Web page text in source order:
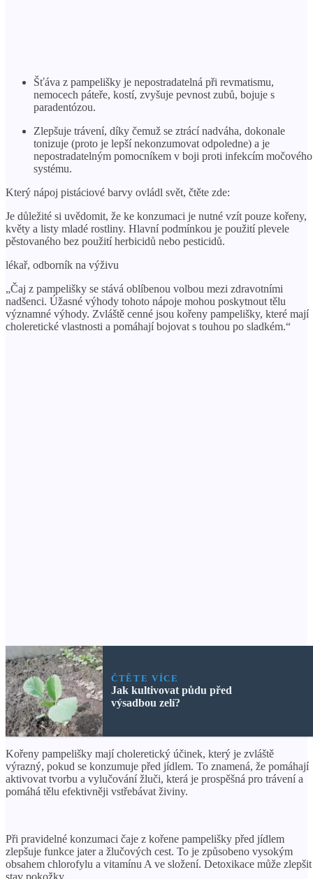
Šťáva z pampelišky je nepostradatelná při revmatismu,
nemocech páteře, kostí, zvyšuje pevnost zubů, bojuje s
paradentózou.
Zlepšuje trávení, díky čemuž se ztrácí nadváha, dokonale
tonizuje (proto je lepší nekonzumovat odpoledne) a je
nepostradatelným pomocníkem v boji proti infekcím močového
systému.
Který nápoj pistáciové barvy ovládl svět, čtěte zde:
Je důležité si uvědomit, že ke konzumaci je nutné vzít pouze kořeny,
květy a listy mladé rostliny. Hlavní podmínkou je použití plevele
pěstovaného bez použití herbicidů nebo pesticidů.
lékař, odborník na výživu
„Čaj z pampelišky se stává oblíbenou volbou mezi zdravotními
nadšenci. Úžasné výhody tohoto nápoje mohou poskytnout tělu
významné výhody. Zvláště cenné jsou kořeny pampelišky, které mají
choleretické vlastnosti a pomáhají bojovat s touhou po sladkém.“
ČTĚTE VÍCE
Jak kultivovat půdu před
výsadbou zelí?
Kořeny pampelišky mají choleretický účinek, který je zvláště
výrazný, pokud se konzumuje před jídlem. To znamená, že pomáhají
aktivovat tvorbu a vylučování žluči, která je prospěšná pro trávení a
pomáhá tělu efektivněji vstřebávat živiny.
Při pravidelné konzumaci čaje z kořene pampelišky před jídlem
zlepšuje funkce jater a žlučových cest. To je způsobeno vysokým
obsahem chlorofylu a vitamínu A ve složení. Detoxikace může zlepšit
stav pokožky.